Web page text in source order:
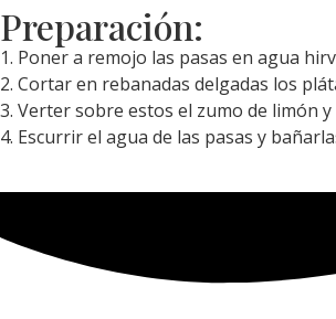
Preparación:
1. Poner a remojo las pasas en agua
2. Cortar en rebanadas delgadas los
3. Verter sobre estos el zumo de limón
4. Escurrir el agua de las pasas y